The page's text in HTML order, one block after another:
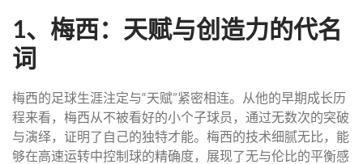
1、梅西：天赋与创造力的代名
词
梅西的足球生涯注定与“天赋”紧密相连。从他的早期成长历
程来看，梅西从不被看好的小个子球员，通过无数次的突破
与演绎，证明了自己的独特才能。梅西的技术细腻无比，能
够在高速运转中控制球的精确度，展现了无与伦比的平衡感